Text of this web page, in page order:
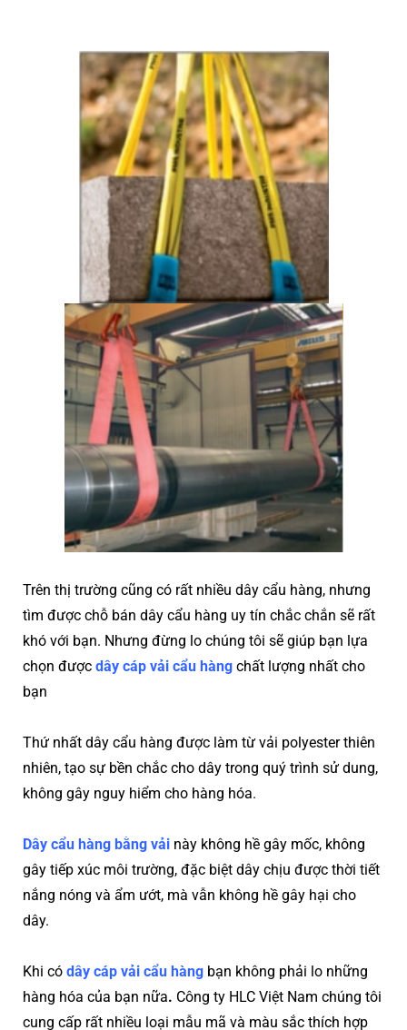
Trên thị trường cũng có rất nhiều dây cẩu hàng, nhưng
tìm được chỗ bán dây cẩu hàng uy tín chắc chắn sẽ rất
khó với bạn. Nhưng đừng lo chúng tôi sẽ giúp bạn lựa
chọn được dây cáp vải cẩu hàng chất lượng nhất cho
bạn
Thứ nhất dây cẩu hàng được làm từ vải polyester thiên
nhiên, tạo sự bền chắc cho dây trong quý trình sử dung,
không gây nguy hiểm cho hàng hóa.
Dây cẩu hàng bằng vải này không hề gây mốc, không
gây tiếp xúc môi trường, đặc biệt dây chịu được thời tiết
nắng nóng và ẩm ướt, mà vẫn không hề gây hại cho
dây.
Khi có dây cáp vải cẩu hàng bạn không phải lo những
hàng hóa của bạn nữa. Công ty HLC Việt Nam chúng tôi
cung cấp rất nhiều loại mẫu mã và màu sắc thích hợp